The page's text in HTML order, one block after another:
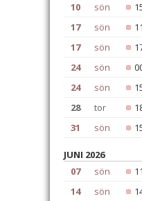
10
sön
17
sön
17
sön
24
sön
24
sön
28
tor
31
sön
JUNI 2026
07
sön
14
sön